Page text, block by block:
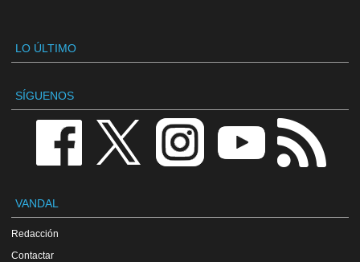
LO ÚLTIMO
SÍGUENOS
VANDAL
Redacción
Contactar